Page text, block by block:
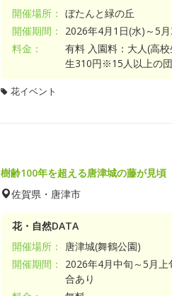
開催場所： ぼたんと緑の丘
開催期間：
2026年4月1日(水)～5
料金：
有料 入園料：大人(高
生310円※15人以上の
花イベント
樹齢100年を超える唐津城の藤が見頃
佐賀県・唐津市
花・自然DATA
開催場所：
唐津城(舞鶴公園)
開催期間：
2026年4月中旬～5月
合あり